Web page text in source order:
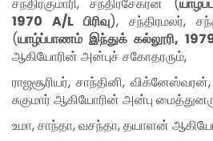
1970 A/L பிரிவு), சந்திரமலர்,
(யாழ்ப்பாணம் இந்துக் கல்லூரி,
ஆகியோரின் அன்புச் சகோதரரும்,
ராஜசூரியர், சாந்தினி, விக்னேஸ்வரன்
சுகுமார் ஆகியோரின் அன்பு
உமா,சாந்தா,வசந்தா,தயாளன்